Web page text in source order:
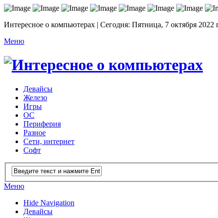
Интересное о компьютерах | Сегодня: Пятница, 7 октября 2022
Меню
Девайсы
Железо
Игры
ОС
Периферия
Разное
Сети, интернет
Софт
Меню
Hide Navigation
Девайсы